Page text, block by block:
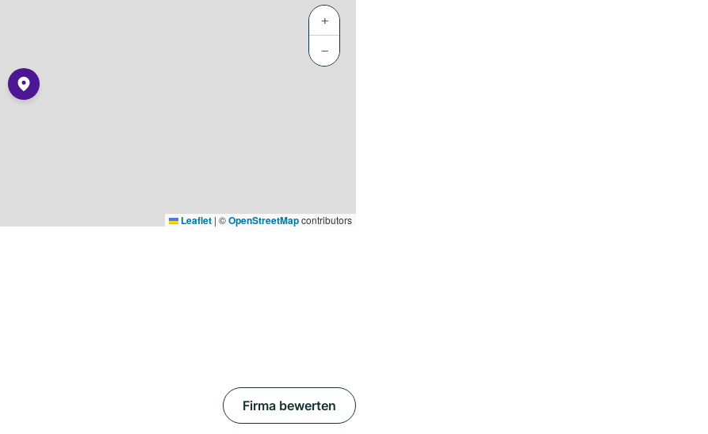
+
−
Leaflet | ©OpenStreetMapcontributors
Firma bewerten